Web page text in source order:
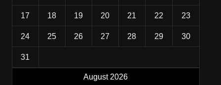
August 2026
17 18 19 20 21 22 23
24 25 26 27 28 29 30
31